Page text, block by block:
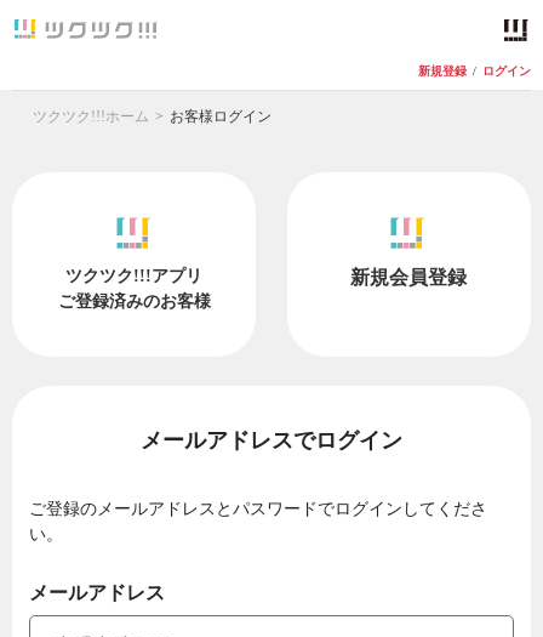
新規登録 / ログイン
ツクツク!!!ホーム お客様ログイン
ツクツク!!!アプリ
ご登録済みのお客様
新規会員登録
メールアドレスでログイン
ご登録のメールアドレスとパスワードでログインしてくださ
い。
メールアドレス